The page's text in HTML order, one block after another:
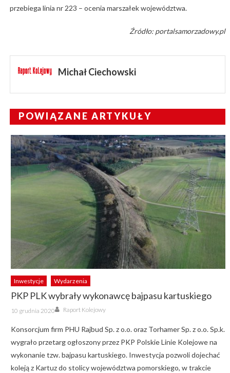
przebiega linia nr 223 – ocenia marszałek województwa.
Źródło: portalsamorzadowy.pl
Michał Ciechowski
POWIĄZANE ARTYKUŁY
Inwestycje Wydarzenia
PKP PLK wybrały wykonawcę bajpasu kartuskiego
Posted
on
10 grudnia 2020 Author
Raport Kolejowy
Konsorcjum firm PHU Rajbud Sp. z o.o. oraz Torhamer Sp. z o.o. Sp.k.
wygrało przetarg ogłoszony przez PKP Polskie Linie Kolejowe na
wykonanie tzw. bajpasu kartuskiego. Inwestycja pozwoli dojechać
koleją z Kartuz do stolicy województwa pomorskiego, w trakcie